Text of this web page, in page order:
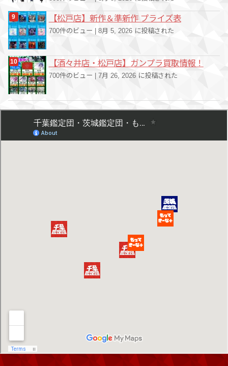
【松戸店】新作＆準新作 プライズ表
700件のビュー | 8月 5, 2026 に投稿された
【酒々井店・松戸店】ガンプラ買取情報！
700件のビュー 7月 26, 2026 に投稿された